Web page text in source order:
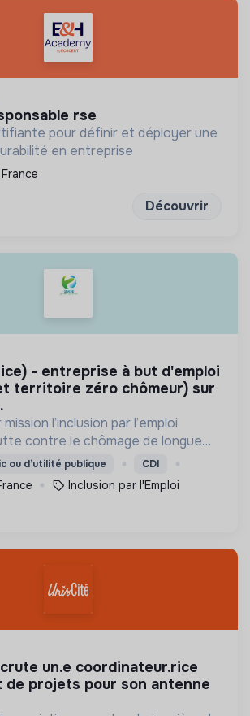
rse
pour définir et déployer une
en entreprise
France
Découvrir
territoire zéro chômeur) sur
l’inclusion par l’emploi
contre le chômage de longue
d’emplois supplémentaires et
d’activités utiles au territoire.
ou d’utilité publique CDI
Inclusion par l'Emploi
de projets pour son antenne